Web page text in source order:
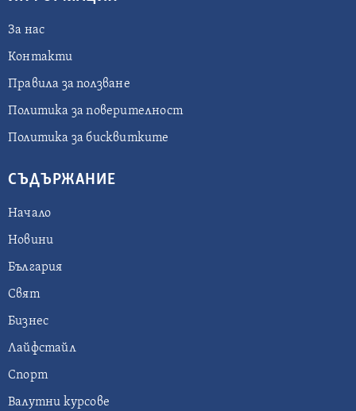
За нас
Контакти
Правила за ползване
Политика за поверителност
Политика за бисквитките
СЪДЪРЖАНИЕ
Начало
Новини
България
Свят
Бизнес
Лайфстайл
Спорт
Валутни курсове